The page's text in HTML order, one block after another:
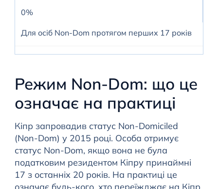
0%
Для осіб Non-Dom протягом перших 17 років
Режим Non-Dom: що це
означає на практиці
Кіпр запровадив статус Non-Domiciled
(Non-Dom) у 2015 році. Особа отримує
статус Non-Dom, якщо вона не була
податковим резидентом Кіпру принаймні
17 з останніх 20 років. На практиці це